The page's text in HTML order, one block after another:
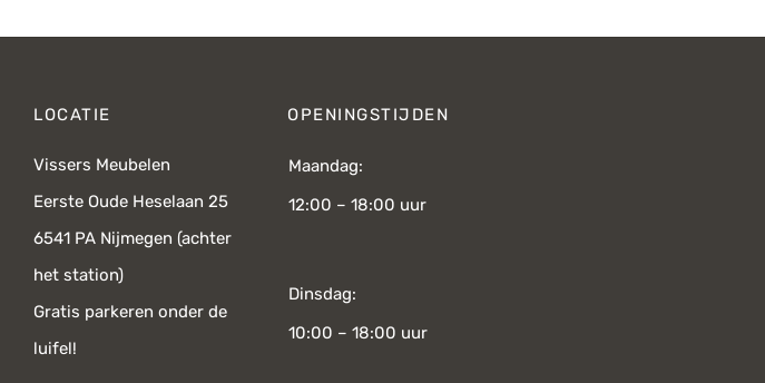
LOCATIE
Vissers Meubelen
Eerste Oude Heselaan 25
6541 PA Nijmegen (achter
het station)
Gratis parkeren onder de
luifel!
OPENINGSTIJDEN
Maandag:
12:00 – 18:00 uur
Dinsdag:
10:00 – 18:00 uur